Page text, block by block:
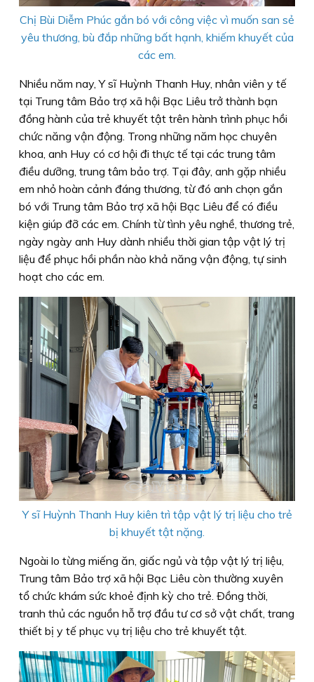
Chị Bùi Diễm Phúc gắn bó với công việc vì muốn san sẻ
yêu thương, bù đắp những bất hạnh, khiếm khuyết của
các em.
Nhiều năm nay, Y sĩ Huỳnh Thanh Huy, nhân viên y tế
tại Trung tâm Bảo trợ xã hội Bạc Liêu trở thành bạn
đồng hành của trẻ khuyết tật trên hành trình phục hồi
chức năng vận động. Trong những năm học chuyên
khoa, anh Huy có cơ hội đi thực tế tại các trung tâm
điều dưỡng, trung tâm bảo trợ. Tại đây, anh gặp nhiều
em nhỏ hoàn cảnh đáng thương, từ đó anh chọn gắn
bó với Trung tâm Bảo trợ xã hội Bạc Liêu để có điều
kiện giúp đỡ các em. Chính từ tình yêu nghề, thương trẻ,
ngày ngày anh Huy dành nhiều thời gian tập vật lý trị
liệu để phục hồi phần nào khả năng vận động, tự sinh
hoạt cho các em.
Y sĩ Huỳnh Thanh Huy kiên trì tập vật lý trị liệu cho trẻ
bị khuyết tật nặng.
Ngoài lo từng miếng ăn, giấc ngủ và tập vật lý trị liệu,
Trung tâm Bảo trợ xã hội Bạc Liêu còn thường xuyên
tổ chức khám sức khoẻ định kỳ cho trẻ. Ðồng thời,
tranh thủ các nguồn hỗ trợ đầu tư cơ sở vật chất, trang
thiết bị y tế phục vụ trị liệu cho trẻ khuyết tật.